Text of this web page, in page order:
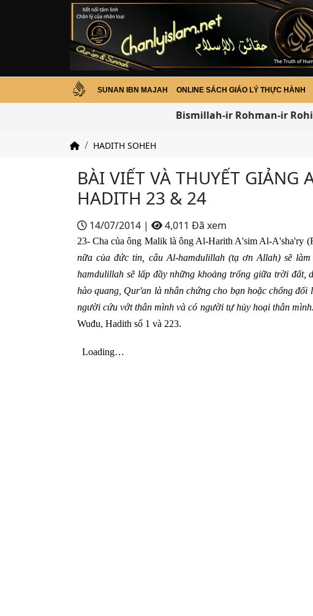
SUNAN IBN MAJAH ONLINE SÁCH GIÁO LÝ THỰC HÀNH
Bismillah-ir Rohman-ir
HADITH SOHEH
BÀI VIẾT VÀ THUYẾT
HADITH 23 & 24
14/07/2014 | 4,011 Đã xem
23- Cha của ông Malik là ông Al-Harith A'sim Al-A'sha'ry
nữa của đức tin, câu Al-hamdulillah (tạ ơn Allah) sẽ
hamdulillah sẽ lấp đầy những khoảng trống giữa trời đất,
hào quang, Qur'an là nhân chứng cho bạn hoặc chống
người cứu vớt thân mình và có người tự hủy hoại thân
Wuđu, Hadith số 1 và 223.